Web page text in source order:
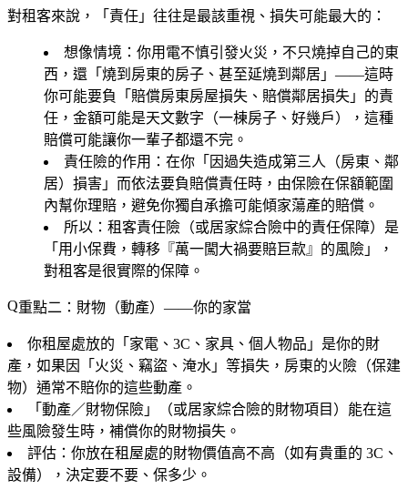
對租客來說，「責任」往往是最該重視、損失可能最大的：
想像情境 ：你用電不慎引發火災，不只燒掉自己的東
西，還「燒到房東的房子、甚至延燒到鄰居」——這時
你可能要負「賠償房東房屋損失、賠償鄰居損失」的責
任，金額可能是天文數字（一棟房子、好幾戶），這種
賠償可能讓你一輩子都還不完。
責任險的作用 ：在你「因過失造成第三人（房東、鄰
居）損害」而依法要負賠償責任時，由保險在保額範圍
內幫你理賠，避免你獨自承擔可能傾家蕩產的賠償。
所以 ：租客責任險（或居家綜合險中的責任保障）是
「用小保費，轉移『萬一闖大禍要賠巨款』的風險」，
對租客是很實際的保障。
重點二：財物（動產）——你的家當
你租屋處放的「家電、3C、家具、個人物品」是你的財
產，如果因「火災、竊盜、淹水」等損失，房東的火險（保建
物）通常不賠你的這些動產。
「動產／財物保險」（或居家綜合險的財物項目）能在這
些風險發生時，補償你的財物損失。
評估：你放在租屋處的財物價值高不高（如有貴重的 3C、
設備），決定要不要、保多少。